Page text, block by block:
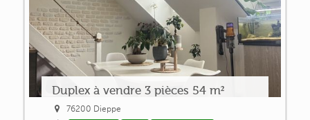
Duplex à vendre 3 pièces 54 m²
76200 Dieppe